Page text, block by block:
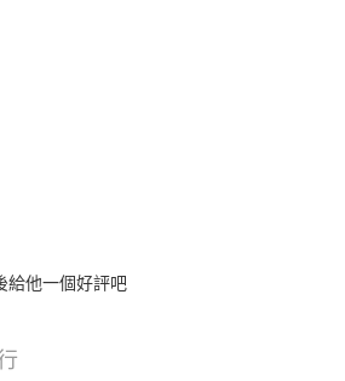
給他一個好評吧